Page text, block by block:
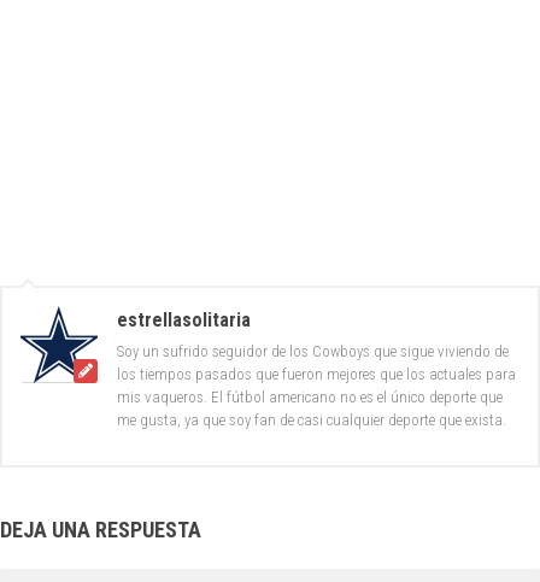
estrellasolitaria
Soy un sufrido seguidor de los Cowboys que sigue viviendo de
los tiempos pasados que fueron mejores que los actuales para
mis vaqueros. El fútbol americano no es el único deporte que
me gusta, ya que soy fan de casi cualquier deporte que exista.
DEJA UNA RESPUESTA